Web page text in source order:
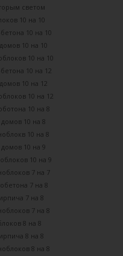
светом
10 на 10
10 на 10
10 на 10
10 на 10
10 на 12
10 на 12
10 на 12
10 на 8
10 на 8
10 на 8
10 на 9
10 на 9
7 на 7
7 на 8
7 на 8
7 на 8
8 на 8
8 на 8
8 на 8